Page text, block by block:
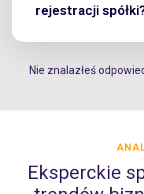
rejestracji
Nie znalazłeś
Eksperckie